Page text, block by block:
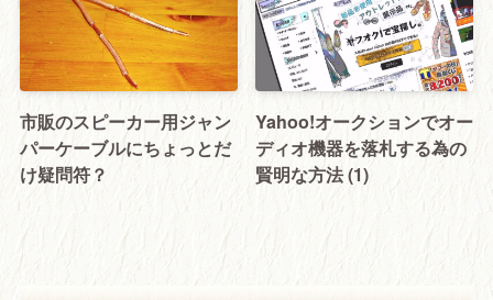
市販のスピーカー用ジャン
パーケーブルにちょっとだ
け疑問符？
Yahoo!オークションでオー
ディオ機器を落札する為の
賢明な方法 (1)